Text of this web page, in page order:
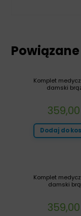
Komplet
damski
359,00
Dodaj do
Komplet
damski
359,00